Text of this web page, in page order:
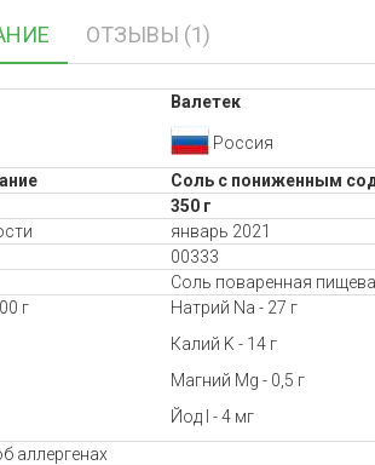
ОТЗЫВЫ (1)
Валетек
Россия
Соль с пониженным
350 г
январь 2021
00333
Соль поваренная
г
Натрий Na - 27 г
Калий K - 14 г
Магний Mg - 0,5 г
Йод I - 4 мг
аллергенах